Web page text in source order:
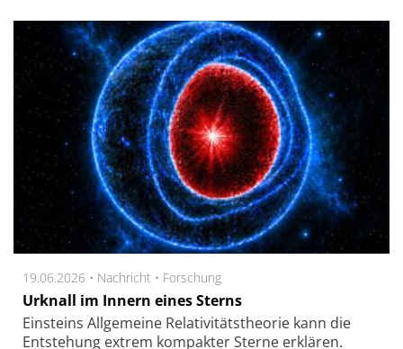
19.06.2026 • Nachricht • Forschung
Urknall im Innern eines Sterns
Ein­steins All­ge­mei­ne Re­la­ti­vi­täts­the­o­rie kann die
Ent­ste­hung ex­trem kom­pak­ter Ster­ne er­klä­ren.